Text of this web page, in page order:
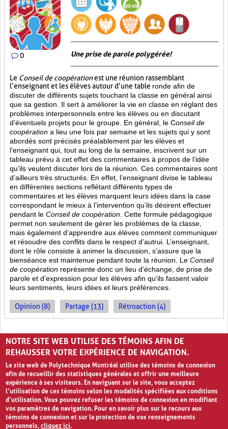
0 Une prise de parole polygérée!
Le Conseil de coopérationest une réunion rassemblant
l’enseignant et les élèves autour d’une table ronde afin de
discuter de différents sujets touchant la classe en général ainsi
que sa gestion. Il sert à améliorer la vie en classe en réglant des
problèmes interpersonnels entre les élèves ou en discutant
d’éventuels projets pour le groupe. En général, le Conseil de
coopération a lieu une fois par semaine et les sujets qui y sont
abordés sont précisés préalablement par les élèves et
l’enseignant qui, tout au long de la semaine, inscrivent sur un
tableau prévu à cet effet des commentaires à propos de l’idée
qu’ils veulent discuter lors de la réunion. Ces commentaires sont
d’ailleurs très structurés. En effet, l’enseignant divise le tableau
en différentes sections reflétant différents types de
commentaires et les élèves marquent leurs idées dans la case
correspondant le mieux à l’intervention qu’ils désirent effectuer
pendant le Conseil de coopération . Cette formule pédagogique
permet non seulement de gérer les problèmes de la classe,
mais également d’apprendre aux élèves comment communiquer
et résoudre des conflits dans le respect d’autrui. L’enseignant,
dont le rôle consiste à animer la discussion, s’assure que la
bienséance est maintenue pendant toute la réunion. Le Conseil
de coopération représente donc un lieu d’échange, de prise de
parole et d’expression pour les élèves afin qu’ils fassent valoir
leurs sentiments, leurs idées et leurs préférences.
Opinion (8) Partage (13) Rétroaction (4)
PAGES
« ‹ 1 2 3
NOTRE SITE WEB UTILISE DES TÉMOINS AFIN DE
REHAUSSER VOTRE EXPÉRIENCE DE NAVIGATION.
Le site web de Polytechnique Montréal utilise des témoins de connexion
afin de recueillir des statistiques générales et offrir une meilleure
expérience à ses visiteurs. En naviguant sur le site, vous acceptez
l’utilisation de ces témoins selon les modalités spécifiées aux conditions
d’utilisation. Vous pouvez refuser les témoins de connexion en modifiant
vos paramètres de navigation. Pour en savoir plus sur le recours aux
témoins de connexion et sur la protection de vos renseignements
personnels,cliquez ici.